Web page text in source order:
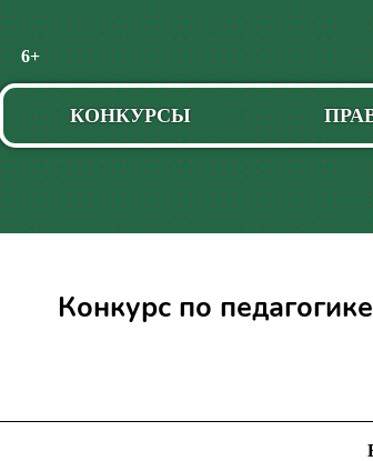
6+
Пропустить
навигацию
КОНКУРСЫ
Конкурс по